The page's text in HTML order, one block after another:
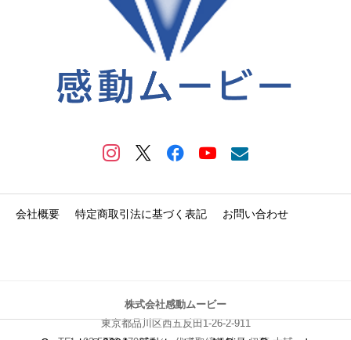
会社概要 特定商取引法に基づく表記 お問い合わせ
株式会社感動ムービー
東京都品川区西五反田1-26-2-911